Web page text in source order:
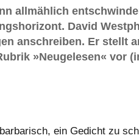
allmählich
David
anschreiben. Er stellt
»Neugelesen« vor
ein Gedicht zu